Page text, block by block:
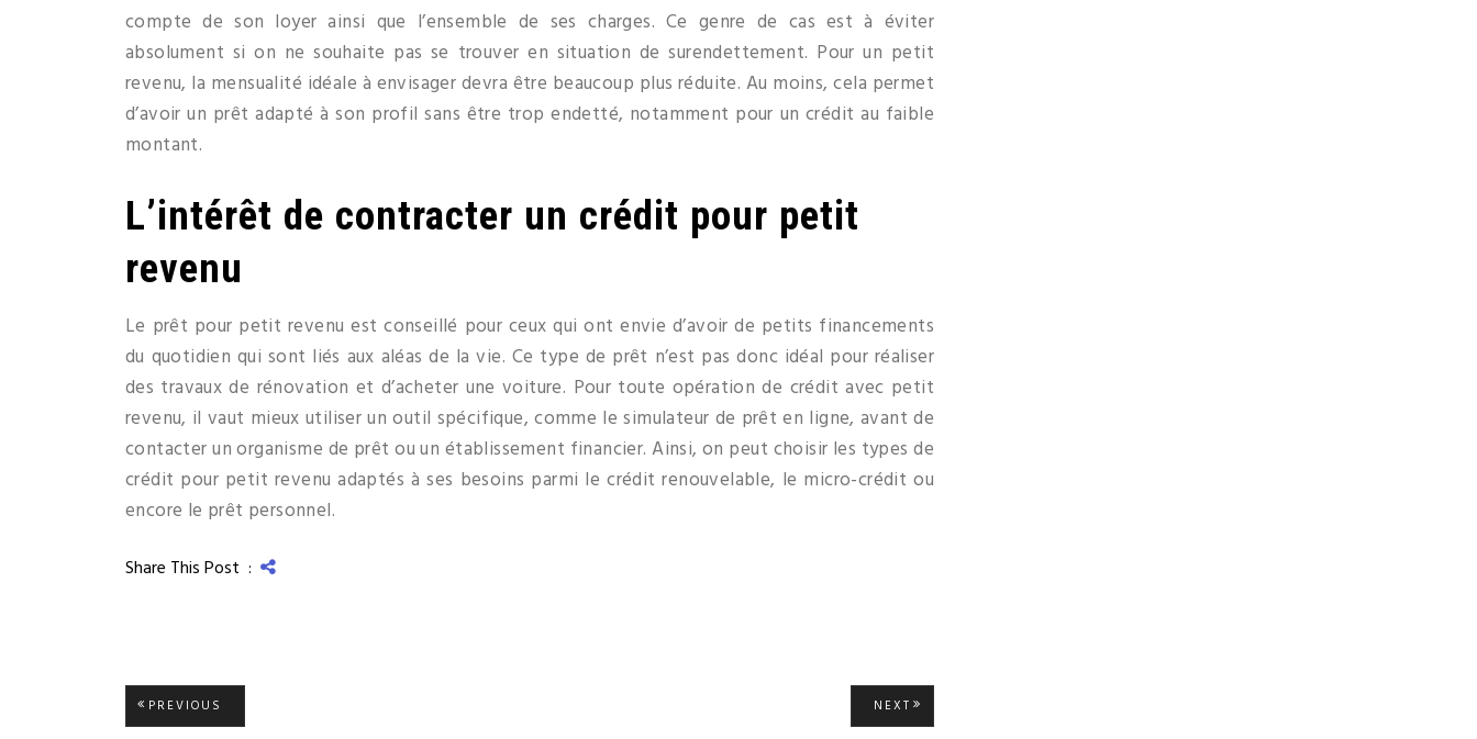
compte de son loyer ainsi que l’ensemble de ses charges. Ce genre de cas est à éviter
absolument si on ne souhaite pas se trouver en situation de surendettement. Pour un petit
revenu, la mensualité idéale à envisager devra être beaucoup plus réduite. Au moins, cela permet
d’avoir un prêt adapté à son profil sans être trop endetté, notamment pour un crédit au faible
montant.
L’intérêt de contracter un crédit pour petit
revenu
Le prêt pour petit revenu est conseillé pour ceux qui ont envie d’avoir de petits financements
du quotidien qui sont liés aux aléas de la vie. Ce type de prêt n’est pas donc idéal pour réaliser
des travaux de rénovation et d’acheter une voiture. Pour toute opération de crédit avec petit
revenu, il vaut mieux utiliser un outil spécifique, comme le simulateur de prêt en ligne, avant de
contacter un organisme de prêt ou un établissement financier. Ainsi, on peut choisir les types de
crédit pour petit revenu adaptés à ses besoins parmi le crédit renouvelable, le micro-crédit ou
encore le prêt personnel.
Share This Post :
Navigation
PREVIOUS NEXT NEXT